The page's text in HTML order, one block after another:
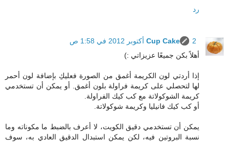
رد
Cup Cake
2 أكتوبر 2012 في 1:58 ص
أهلاً بكن جميعًا عزيزاتي :)
إذا أردتي لون الكريمة أغمق من الصورة فعليكِ بإضافة لون أحمر
لها لتحصلي على كريمة فراولة بلون أغمق. أو يمكن أن تستخدمي
كريمة الشوكولاتة مع كب كيك الفراولة.
أو كب كيك فانيليا وكريمة شوكولاتة.
يمكن أن تستخدمي دقيق الكويت، لا أعرف بالضبط ما مكوناته وما
نسبة البروتين فيه، لكن يمكن استبدال الدقيق العادي به، سوف